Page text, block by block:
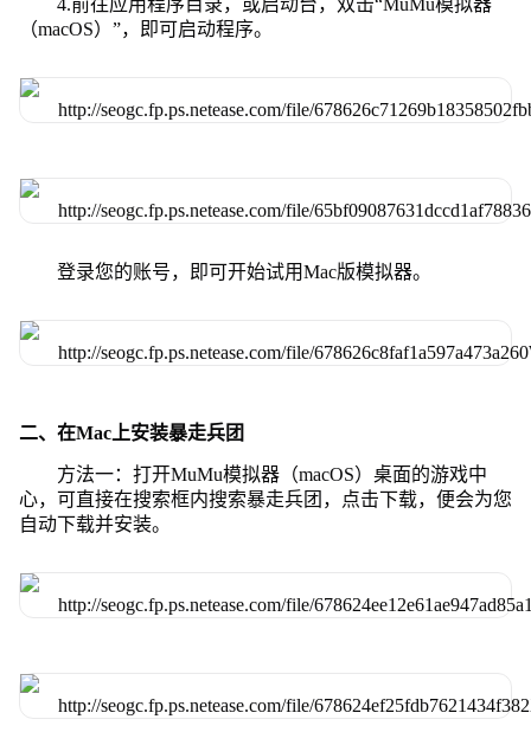
4.前往应用程序目录，或启动台，双击“MuMu模拟器
（macOS）”，即可启动程序。
登录您的账号，即可开始试用Mac版模拟器。
二、在Mac上安装暴走兵团
方法一：打开MuMu模拟器（macOS）桌面的游戏中
心，可直接在搜索框内搜索暴走兵团，点击下载，便会为您
自动下载并安装。